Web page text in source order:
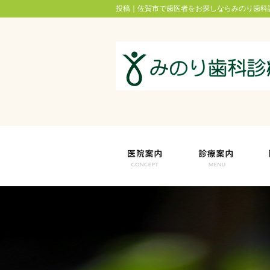
投稿｜佐賀市で歯医者をお探しならみのり歯科